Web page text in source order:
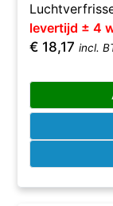
levertijd ± 4
€ 18,17 incl.